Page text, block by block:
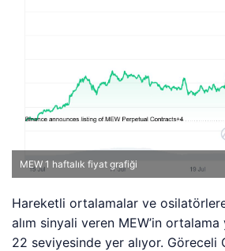
MEW 1 haftalık fiyat grafiği
Hareketli ortalamalar ve osilatörlere
alım sinyali veren MEW’in
22 seviyesinde yer alıyor. Göreceli